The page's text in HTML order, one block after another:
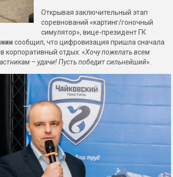
Открывая заключительный этап
соревнований «картинг/гоночный
симулятор», вице-президент ГК
сообщил, что цифровизация пришла сначала
корпоративный отдых: «Хочу пожелать всем
– удачи! Пусть победит сильнейший».